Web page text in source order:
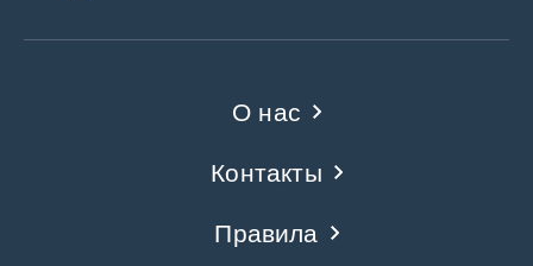
О нас
Контакты
Правила